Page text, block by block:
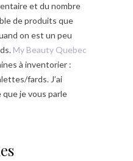
et du nombre
de produits que
on est un peu
My Beauty Quebec
à inventorier :
fards. J’ai
je vous parle